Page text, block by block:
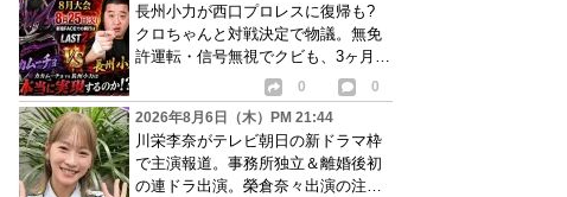
長州小力が西口プロレスに復帰も?
クロちゃんと対戦決定で物議。無免
許運転・信号無視でクビも、3ヶ月で
0
0
2026年8月6日（木）PM 21:44
川栄李奈がテレビ朝日の新ドラマ枠
で主演報道。事務所独立＆離婚後初
の連ドラ出演。榮倉奈々出演の注目